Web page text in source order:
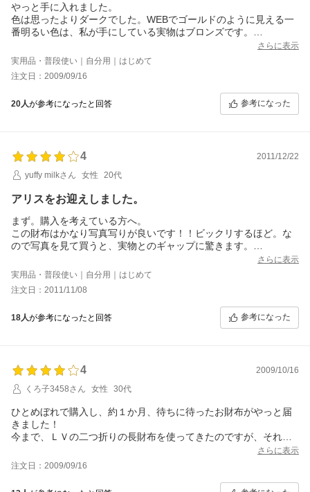
やっと手に入れました。
色は思ったよりダークでした。WEBでゴールドのように見える一
番明るい色は、私が手にしている実物はブロンズです。
柄の出方も、私のものは小さいパターンでちょっと残念でした。
見本の写真のようなゴールドっぽい、大きなパターンのものが当
たっていたらもっと気に入っていたと思います。
こればっかりは選べないので仕方ありませんね。
柄が残念なので星4つですが、そうは言っても個性的で素敵なお財
布です。
閉まりません。横のマチは良く開いて良いのですが、底にマチが
ないので横からみたらVの字です。底にもう少し幅を持たせたらバ
ランスがよかったのに・・と思います。
私が一番気に入った部分は大きすぎない上品サイズ。そして革が
薄くとても軽いです。
これから購入する方のご参考となれば幸いです。
（レビューする皆様、レビューは実物を手にしてから書いて欲し
いです・・。）
さらに表示
実用品・普段使い｜自分用｜はじめて
注文日：2009/09/16
20人が参考になったと回答 参考になった
4
2011/12/22
yuffy milkさん
女性 20代
アリスをお迎えしました。
まず。購入を考えている方へ。
この財布はかなり写真写りが良いです！！ビックリするほど。な
ので写真を見て買うと、実物とのギャップに驚きます。
ピンクの色は鮮やかなベビーピンクっぽく見えますが、実際はベ
ージュピンクです。グラデーションでオレンジピンクっぽいとこ
私も箱から出した瞬間は写真の色合いを想像していたので
『。。。。。。？？？？？？？？・・・失敗したかも・・・』と
いう第一印象でした
しかも、長く使うにはベージュピンクのが落ち着いているので、
結果的には良かったです。変なのが来たら返品する気満々でした
が(失礼。笑)見れば見るほど愛着がわきそうです。
ベビーピンク好きの方にはお勧めしません。ピンク全般が好きな
方むけです。
私はピンク全般、好きなので。
私はサクラが大好きなのですが。頂いた財布には、正面にぼかし
たサクラのような綺麗な花があったので、それも嬉しいポイント
でした。
観賞用にもう一つ欲しいと色チ買いマニアの私はそう思ってしま
さらに表示
実用品・普段使い｜自分用｜はじめて
注文日：2011/11/08
18人が参考になったと回答 参考になった
4
2009/10/16
くろ子3458さん
女性 30代
ひとめぼれで購入し、約１か月、待ちに待ったお財布がやっと届
きました！
今まで、ＬＶの二つ折りの長財布を使ってきたのですが、それよ
外ポケットがあり、カード入れがたくさんついていて、使いやす
さらに表示
注文日：2009/09/16